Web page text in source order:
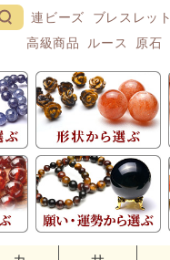
連ビーズ ブレスレット
高級商品
ルース 原石